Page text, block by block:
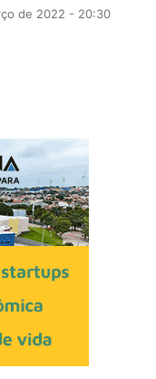
de 2022 - 20:30